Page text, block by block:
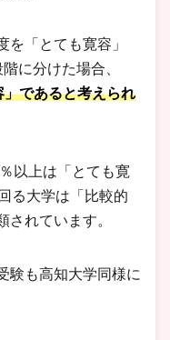
を「とても寛容」
に分けた場合、
であると考えられ
以上は「とても寛
る大学は「比較的
されています。
験も高知大学同様に